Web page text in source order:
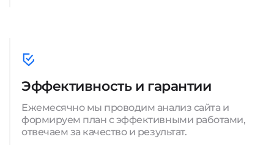
Эффективность и гарантии
Ежемесячно мы проводим анализ сайта и
формируем план с эффективными работами,
отвечаем за качество и результат.